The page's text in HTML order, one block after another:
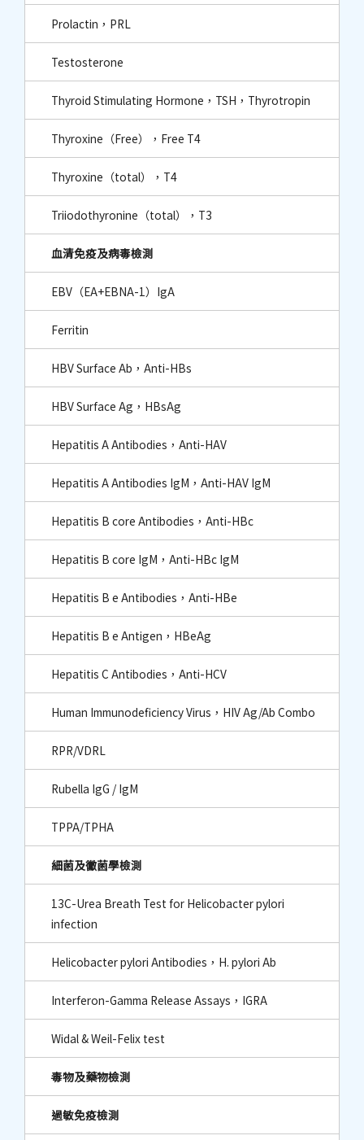
Prolactin，PRL
Testosterone
Thyroid Stimulating Hormone，TSH，Thyrotropin
Thyroxine（Free），Free T4
Thyroxine（total），T4
Triiodothyronine（total），T3
血清免疫及病毒檢測
EBV（EA+EBNA-1）IgA
Ferritin
HBV Surface Ab，Anti-HBs
HBV Surface Ag，HBsAg
Hepatitis A Antibodies，Anti-HAV
Hepatitis A Antibodies IgM，Anti-HAV IgM
Hepatitis B core Antibodies，Anti-HBc​
Hepatitis B core IgM，Anti-HBc IgM​
Hepatitis B e Antibodies，Anti-HBe
Hepatitis B e Antigen，HBeAg
Hepatitis C Antibodies，Anti-HCV
Human Immunodeficiency Virus，HIV Ag/Ab Combo
RPR/VDRL
Rubella IgG / IgM
TPPA/TPHA
細菌及黴菌學檢測
13C-Urea Breath Test for Helicobacter pylori
infection
Helicobacter pylori Antibodies，H. pylori Ab
Interferon-Gamma Release Assays，IGRA
Widal & Weil-Felix test
毒物及藥物檢測
過敏免疫檢測